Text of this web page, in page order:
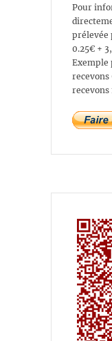
Pour
prélevée
0.25€ +
Exemple
recevons
recevons